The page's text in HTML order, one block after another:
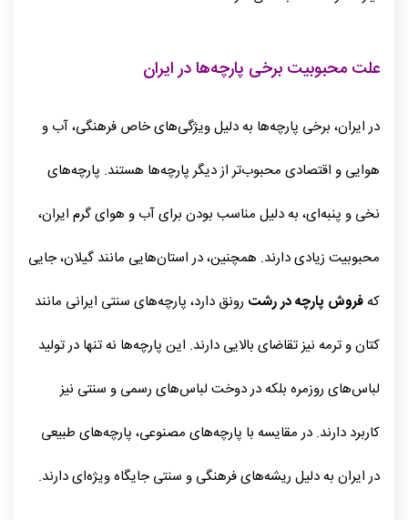
علت محبوبیت برخی پارچه‌ها در ایران
در ایران، برخی پارچه‌ها به دلیل ویژگی‌های خاص فرهنگی، آب و
هوایی و اقتصادی محبوب‌تر از دیگر پارچه‌ها هستند. پارچه‌های
نخی و پنبه‌ای، به دلیل مناسب بودن برای آب و هوای گرم ایران،
محبوبیت زیادی دارند. همچنین، در استان‌هایی مانند گیلان، جایی
کهفروش پارچه در رشت رونق دارد، پارچه‌های سنتی ایرانی مانند
کتان و ترمه نیز تقاضای بالایی دارند. این پارچه‌ها نه تنها در تولید
لباس‌های روزمره بلکه در دوخت لباس‌های رسمی و سنتی نیز
کاربرد دارند. در مقایسه با پارچه‌های مصنوعی، پارچه‌های طبیعی
در ایران به دلیل ریشه‌های فرهنگی و سنتی جایگاه ویژه‌ای دارند.